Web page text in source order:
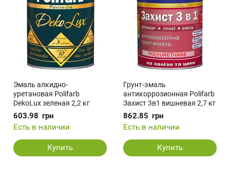
Эмаль алкидно-
уретановая Polifarb
DekoLux зеленая 2,2 кг
603.98 грн
Есть в наличии
Купить
Грунт-эмаль
антикоррозионная Polifarb
Захист 3в1 вишневая 2,7 кг
862.85 грн
Есть в наличии
Купить